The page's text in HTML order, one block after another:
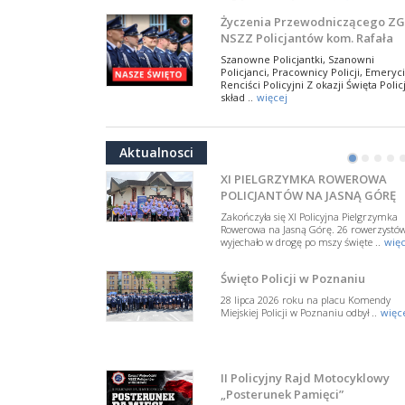
Życzenia Przewodniczącego ZG
NSZZ Policjantów kom. Rafała
Jankowskiego z okazji Święta
Policji 2026
Szanowne Policjantki, Szanowni
Policjanci, Pracownicy Policji,
Renciści Policyjni Z okazji Święta
skład .. więcej
NSZZ Policjantów: Policja nie
W przestrzeni publicznej po raz
pojawiły się wypowiedzi, które
w funkcjonariuszki i funkcjonariuszy
Policj .. więcej
Dodatkowe zarobkowanie
policjantów. NSZZP: obecne
zmiany przepisów regulujących
dodatkowej pracy zarobkowe .. więcej
Postępowanie dotyczące interwencji
Policji w miejscu zamieszkania red.
Tomasza Sakiewicza zostało
Aktualnosci
•••
W Biedrusku, pod Tablicą Pamiątkową
poświęconą starszemu sierżantowi Mar
.. więcej
50-lecie BOA. Zarząd Główny
Policjantów z uznaniem
formacji kontrterrorystycznej
Polskiego w Warszawie odbyła się
XI PIELGRZYMKA ROWEROWA
POLICJANTÓW NA JASNĄ GÓRĘ
Zakończyła się XI Policyjna Pielgrzymka
Rowerowa na Jasną Górę. 26
wyjechało w drogę po mszy święte ..
Święto Policji w Poznaniu
28 lipca 2026 roku na placu Komendy
Miejskiej Policji w Poznaniu odbył ..
II Policyjny Rajd Motocyklowy
„Posterunek Pamięci”